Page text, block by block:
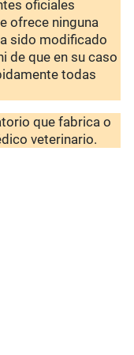
oficiales
ofrece ninguna
sido modificado
de que en su caso
todas
que fabrica o
veterinario.